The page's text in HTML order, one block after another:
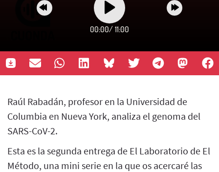
00:00/ 11:00
Raúl Rabadán, profesor en la Universidad de
Columbia en Nueva York, analiza el genoma del
SARS-CoV-2.
Esta es la segunda entrega de El Laboratorio de El
Método, una mini serie en la que os acercaré las